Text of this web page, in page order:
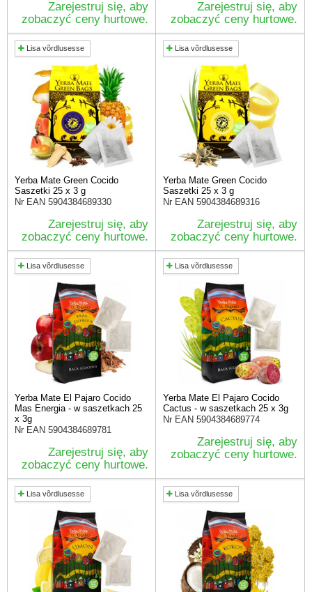
Zarejestruj się, aby
zobaczyć ceny hurtowe.
Zarejestruj się, aby
zobaczyć ceny hurtowe.
Lisa võrdlusesse
Yerba Mate Green Cocido
Saszetki 25 x 3 g
Nr EAN 5904384689330
Zarejestruj się, aby
zobaczyć ceny hurtowe.
Lisa võrdlusesse
Yerba Mate Green Cocido
Saszetki 25 x 3 g
Nr EAN 5904384689316
Zarejestruj się, aby
zobaczyć ceny hurtowe.
Lisa võrdlusesse
Yerba Mate El Pajaro Cocido
Mas Energia - w saszetkach 25
x 3g
Nr EAN 5904384689781
Zarejestruj się, aby
zobaczyć ceny hurtowe.
Lisa võrdlusesse
Yerba Mate El Pajaro Cocido
Cactus - w saszetkach 25 x 3g
Nr EAN 5904384689774
Zarejestruj się, aby
zobaczyć ceny hurtowe.
Lisa võrdlusesse Lisa võrdlusesse